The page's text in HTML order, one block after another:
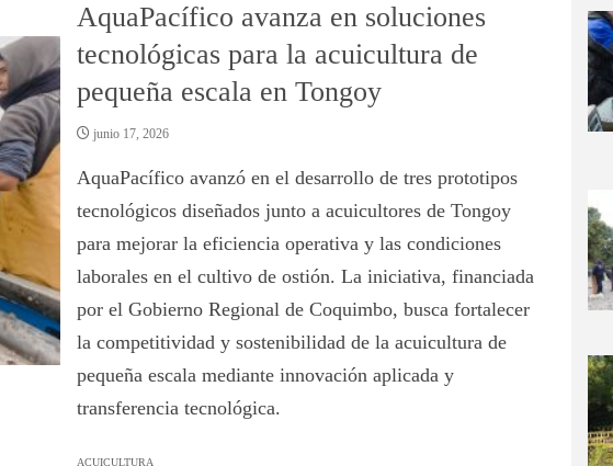
AquaPacífico avanza en soluciones
tecnológicas para la acuicultura de
pequeña escala en Tongoy
junio 17, 2026
AquaPacífico avanzó en el desarrollo de tres prototipos
tecnológicos diseñados junto a acuicultores de Tongoy
para mejorar la eficiencia operativa y las condiciones
laborales en el cultivo de ostión. La iniciativa, financiada
por el Gobierno Regional de Coquimbo, busca fortalecer
la competitividad y sostenibilidad de la acuicultura de
pequeña escala mediante innovación aplicada y
transferencia tecnológica.
ACUICULTURA